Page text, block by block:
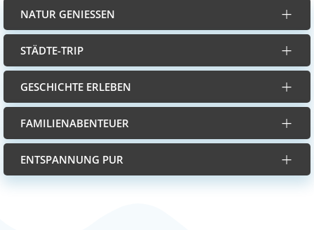
NATUR GENIESSEN
STÄDTE-TRIP
GESCHICHTE ERLEBEN
FAMILIENABENTEUER
ENTSPANNUNG PUR